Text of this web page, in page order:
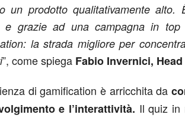
un prodotto qualitativamente
e grazie ad una campagna in
la strada migliore per
”, come spiega Fabio Invernici,
di gamification è arricchita da
e l’interattività. Il quiz in